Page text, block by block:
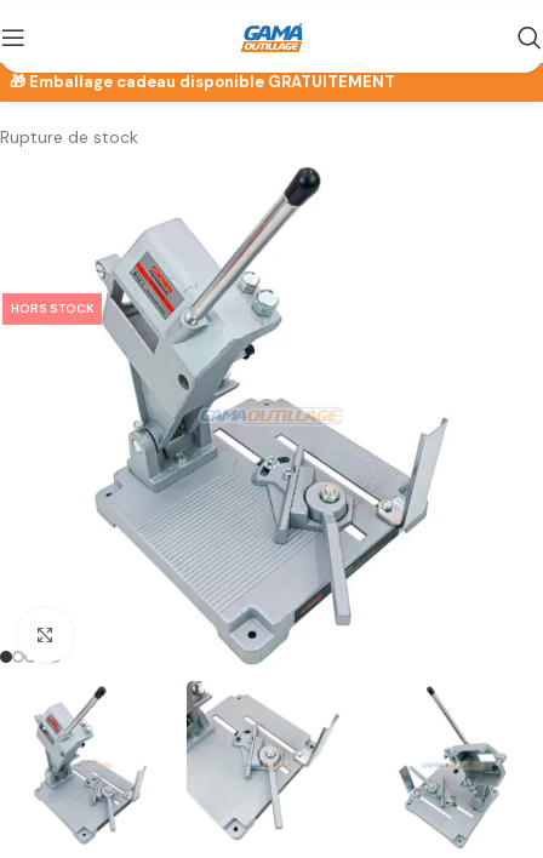
Rupture de stock
HORS STOCK